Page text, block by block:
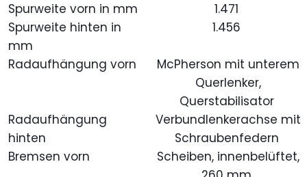
Spurweite vorn in mm
1.471
Spurweite hinten in
mm
1.456
Radaufhängung vorn
McPherson mit unterem
Querlenker,
Querstabilisator
Radaufhängung
hinten
Verbundlenkerachse mit
Schraubenfedern
Bremsen vorn
Scheiben, innenbelüftet,